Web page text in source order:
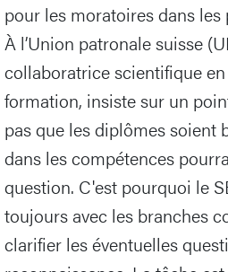
pour les moratoires dans les
À l’Union patronale suisse
collaboratrice scientifique
formation, insiste sur un
pas que les diplômes soient
dans les compétences
question. C'est pourquoi le
toujours avec les branches
clarifier les éventuelles